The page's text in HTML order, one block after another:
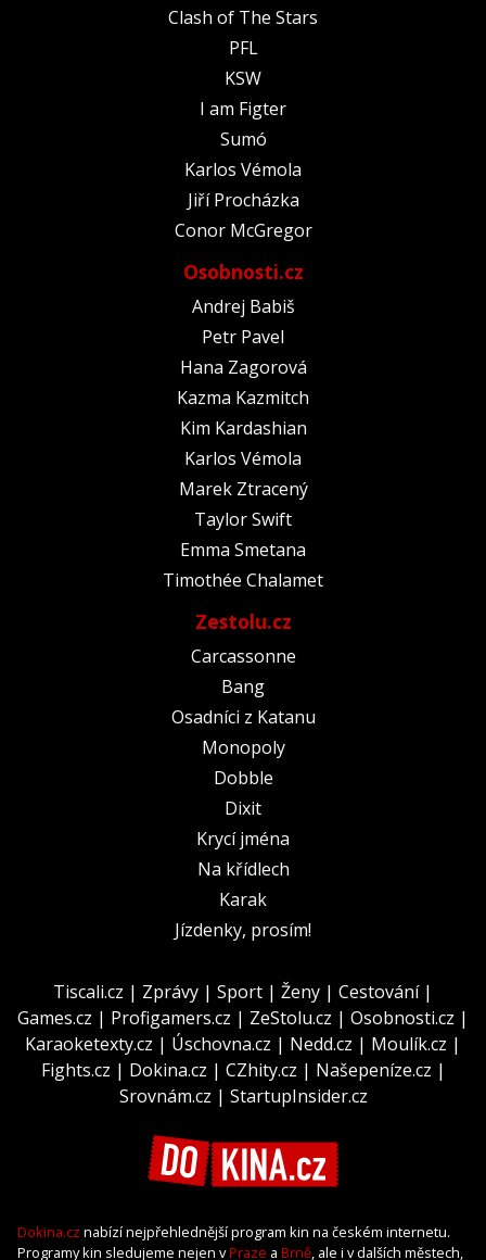
Clash of The Stars
PFL
KSW
I am Figter
Sumó
Karlos Vémola
Jiří Procházka
Conor McGregor
Osobnosti.cz
Andrej Babiš
Petr Pavel
Hana Zagorová
Kazma Kazmitch
Kim Kardashian
Karlos Vémola
Marek Ztracený
Taylor Swift
Emma Smetana
Timothée Chalamet
Zestolu.cz
Carcassonne
Bang
Osadníci z Katanu
Monopoly
Dobble
Dixit
Krycí jména
Na křídlech
Karak
Jízdenky, prosím!
Tiscali.cz | Zprávy | Sport | Ženy | Cestování|
Games.cz | Profigamers.cz | ZeStolu.cz | Osobnosti.cz |
Karaoketexty.cz | Úschovna.cz | Nedd.cz | Moulík.cz |
Fights.cz | Dokina.cz | CZhity.cz | Našepeníze.cz |
Srovnám.cz | StartupInsider.cz
Dokina.cz nabízí nejpřehlednější program kin na českém internetu.
Programy kin sledujeme nejen vPraze a Brně, ale i v dalších městech,